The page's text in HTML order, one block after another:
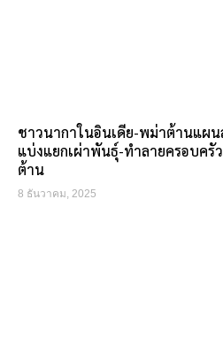
ชาวนากาในอินเดีย-พม่าต้านแผน
แบ่งแยกเผ่าพันธุ์-ทำลายครอบครั
ต้าน
8 ธันวาคม, 2025